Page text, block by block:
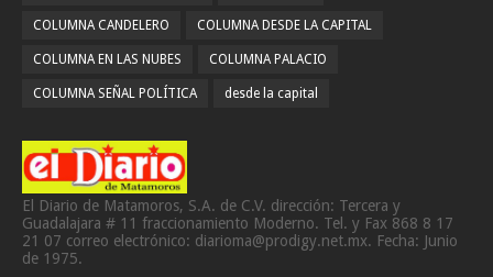
COLUMNA CANDELERO COLUMNA DESDE LA CAPITAL
COLUMNA EN LAS NUBES COLUMNA PALACIO
COLUMNA SEÑAL POLÍTICA desde la capital
El Diario de Matamoros, S.A. de C.V. dirección: Tercera y
Guadalajara # 11 fraccionamiento Moderno. Tel. y Fax 868 8 17
21 07 correo electrónico: diarioma@prodigy.net.mx. Fecha: Junio
de 1975.